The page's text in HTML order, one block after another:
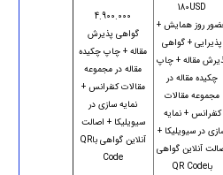
180USD
روز همایش +
پذیرایی + گواهی
مقاله + چاپ
چکیده مقاله در
مجموعه مقالات
کنفرانس + نمایه
در سیویلیکا +
آنلاین گواهی
باQR Code
4.900.000
گواهی پذیرش
مقاله + چاپ چکیده
مقاله در مجموعه
مقالات کنفرانس +
نمایه سازی در
سیویلیکا + اصالت
آنلاین گواهی باQR
Code